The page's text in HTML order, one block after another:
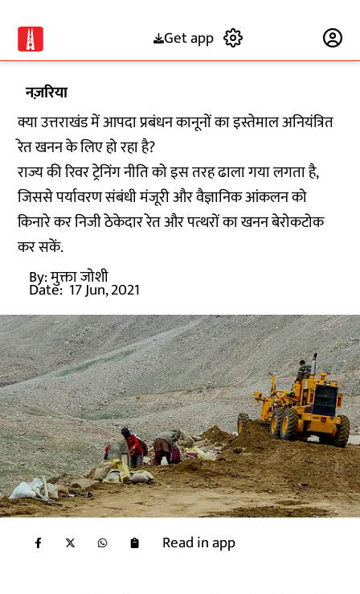
Get app
नज़रिया
क्या उत्तराखंड में आपदा प्रबंधन कानूनों का इस्तेमाल अनियंत्रित
रेत खनन के लिए हो रहा है?
राज्य की रिवर ट्रेनिंग नीति को इस तरह ढाला गया लगता है,
जिससे पर्यावरण संबंधी मंजूरी और वैज्ञानिक आंकलन को
किनारे कर निजी ठेकेदार रेत और पत्थरों का खनन बेरोकटोक
कर सकें.
By:मुक्ता जोशी
Date: 17 Jun, 2021
Read in app